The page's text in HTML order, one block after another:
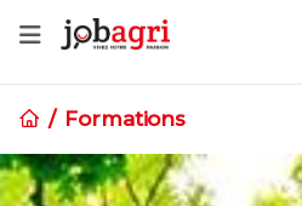
Formations